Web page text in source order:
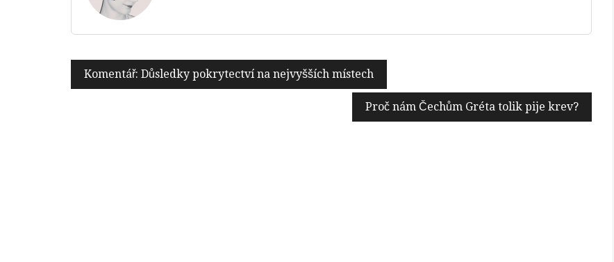
Navigace
pro
Komentář: Důsledky pokrytectví na nejvyšších místech
Proč nám Čechům Gréta tolik pije krev?